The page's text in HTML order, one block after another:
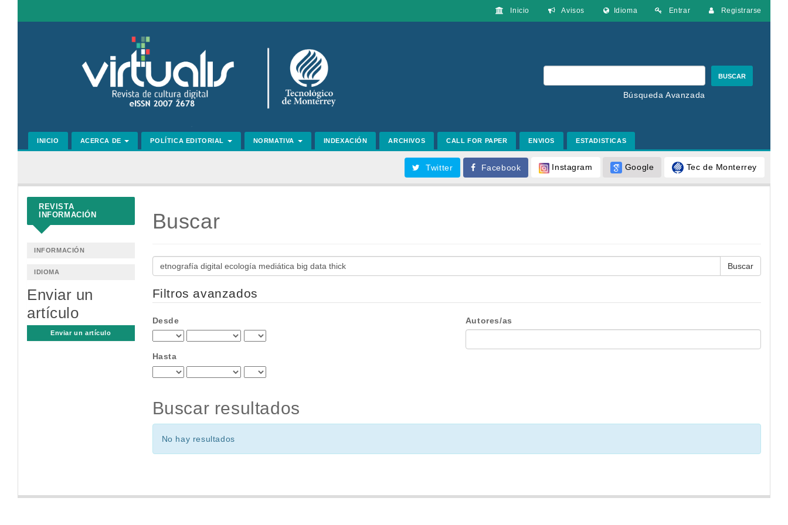
Entrar Registrarse
Inicio Avisos Idioma
BUSCAR
Búsqueda Avanzada
INICIO ACERCA DE POLÍTICA EDITORIAL NORMATIVA INDEXACIÓN ARCHIVOS CALL FOR PAPER ENVIOS ESTADISTICAS
Twitter Facebook Instagram Google Tec de Monterrey
REVISTA
INFORMACIÓN
INFORMACIÓN
IDIOMA
Enviar un
artículo
Enviar un artículo
Buscar
artículos
Filtros avanzados
Desde
Hasta
Autores/as
Buscar resultados
No hay resultados